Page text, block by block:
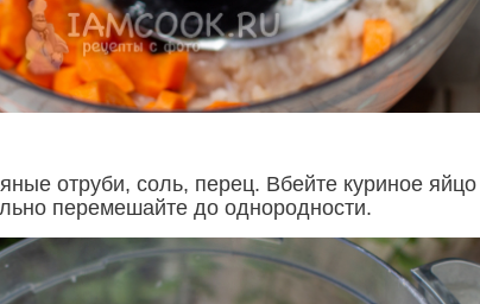
отруби, соль, перец. Вбейте куриное
перемешайте до однородности.